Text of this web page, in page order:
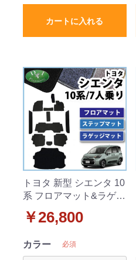
カートに入れる
トヨタ 新型 シエンタ 10
系 フロアマット&ラゲッ
ト 7人乗り用 DXシリー
￥26,800
カラー 必須